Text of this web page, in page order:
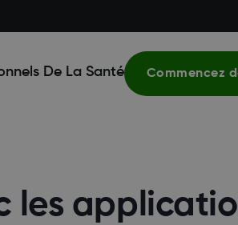
De La Santé Commencez
les